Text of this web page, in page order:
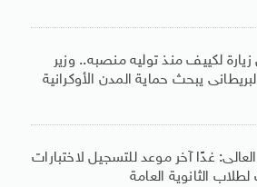
لكييف منذ توليه منصبه.. وزير
يبحث حماية المدن الأوكرانية
العالى: غدًا آخر موعد للتسجيل لاختبارات
لطلاب الثانوية العامة